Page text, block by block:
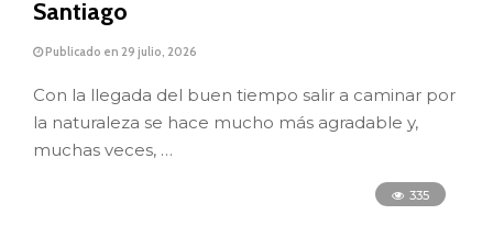
Santiago
Publicado en 29 julio, 2026
Con la llegada del buen tiempo salir a caminar por
la naturaleza se hace mucho más agradable y,
muchas veces, …
335